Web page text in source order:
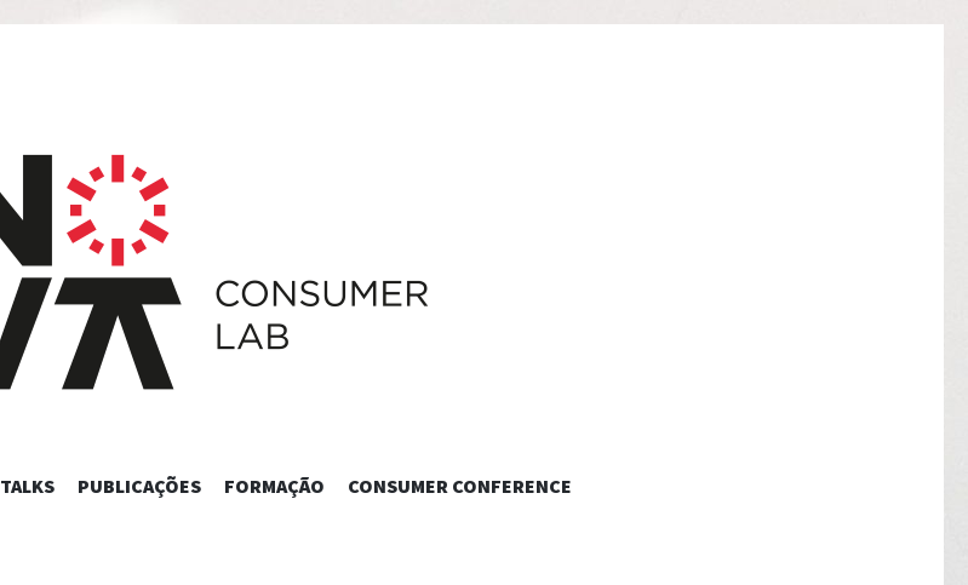
SKIP
TALKS PUBLICAÇÕES FORMAÇÃO CONSUMER CONFERENCE